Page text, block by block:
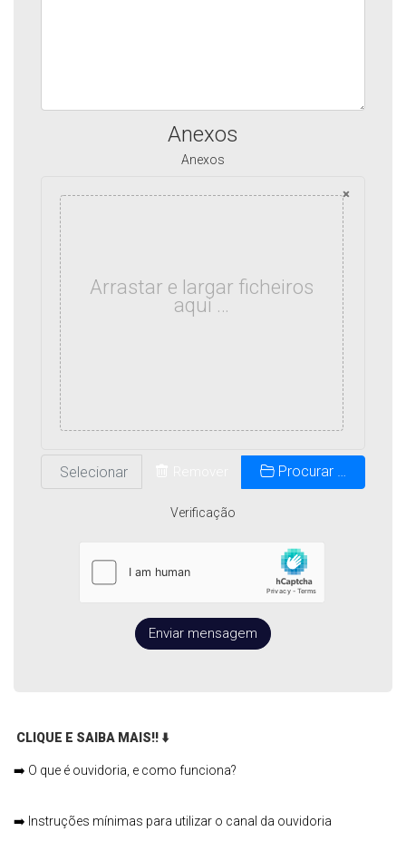
Anexos
Anexos
×
Arrastar e largar ficheiros
aqui …
Procurar …
Verificação
Enviar mensagem
CLIQUE E SAIBA MAIS!! ⬇️
➡️ O que é ouvidoria, e como funciona?
➡️ Instruções mínimas para utilizar o canal da ouvidoria